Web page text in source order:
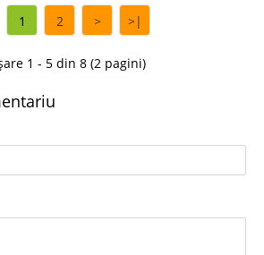
1 2 > >|
1 - 5 din 8 (2 pagini)